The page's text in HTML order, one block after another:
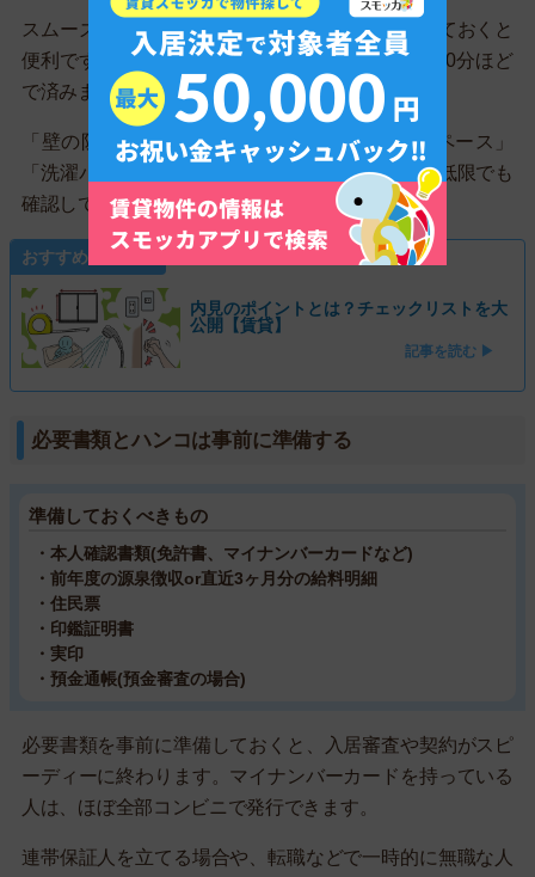
スムーズに内見するためにも、確認リストを作っておくと
便利です。リスト通りに内見すれば、1件につき30分ほど
で済みます。
「壁の防音性」「スマホの電波状況」「収納スペース」
「洗濯バンの大きさ」「共有部分の綺麗さ」は最低限でも
確認しておきましょう。
おすすめ関連記事
内見のポイントとは？チェックリストを大
公開【賃貸】
記事を読む ▶
必要書類とハンコは事前に準備する
準備しておくべきもの
・本人確認書類(免許書、マイナンバーカードなど)
・前年度の源泉徴収or直近3ヶ月分の給料明細
・住民票
・印鑑証明書
・実印
・預金通帳(預金審査の場合)
必要書類を事前に準備しておくと、入居審査や契約がスピ
ーディーに終わります。マイナンバーカードを持っている
人は、ほぼ全部コンビニで発行できます。
連帯保証人を立てる場合や、転職などで一時的に無職な人